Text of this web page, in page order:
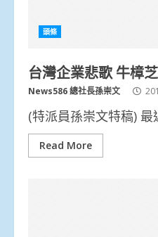
頭條
台灣企業悲歌 牛樟
News586 總社長孫崇文
(特派員孫崇文特稿) 最
Read More